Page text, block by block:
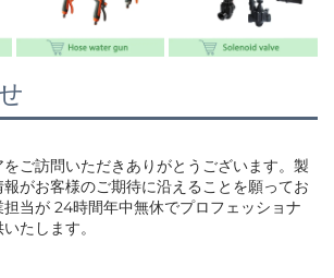
ご訪問いただきありがとうございます。製
がお客様のご期待に沿えることを願ってお
担当が 24時間年中無休でプロフェッショナ
たします。